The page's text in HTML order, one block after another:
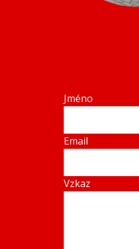
Jméno
Email
Vzkaz